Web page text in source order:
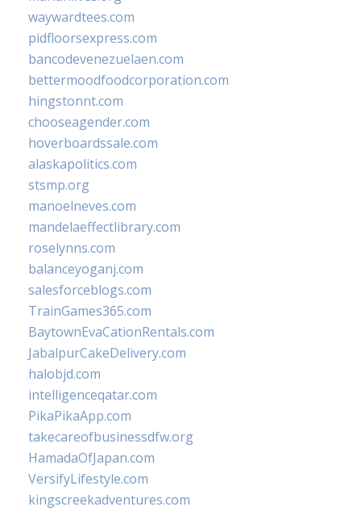
waywardtees.com
pidfloorsexpress.com
bancodevenezuelaen.com
bettermoodfoodcorporation.com
hingstonnt.com
chooseagender.com
hoverboardssale.com
alaskapolitics.com
stsmp.org
manoelneves.com
mandelaeffectlibrary.com
roselynns.com
balanceyoganj.com
salesforceblogs.com
TrainGames365.com
BaytownEvaCationRentals.com
JabalpurCakeDelivery.com
halobjd.com
intelligenceqatar.com
PikaPikaApp.com
takecareofbusinessdfw.org
HamadaOfJapan.com
VersifyLifestyle.com
kingscreekadventures.com